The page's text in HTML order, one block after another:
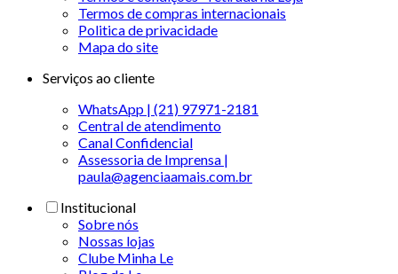
Termos de compras internacionais
Politica de privacidade
Mapa do site
Serviços ao cliente
WhatsApp | (21) 97971-2181
Central de atendimento
Canal Confidencial
Assessoria de Imprensa |
paula@agenciaamais.com.br
Institucional
Sobre nós
Nossas lojas
Clube Minha Le